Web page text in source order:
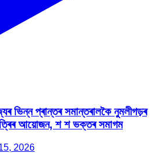
ভিন্ন প্ৰান্তৰ সমান্তৰালকৈ নুমলীগড়ৰ
আয়োজন, শ শ ভক্তৰ সমাগম
2026